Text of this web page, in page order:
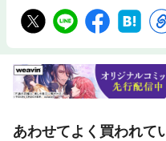
あわせてよく買われて